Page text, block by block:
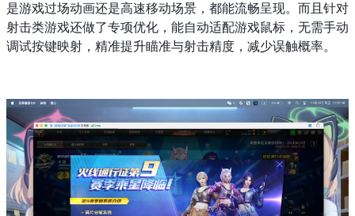
是游戏过场动画还是高速移动场景，都能流畅呈现。而且针对
射击类游戏还做了专项优化，能自动适配游戏鼠标，无需手动
调试按键映射，精准提升瞄准与射击精度，减少误触概率。